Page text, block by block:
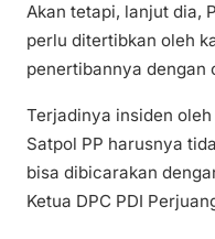
Akan tetapi, lanjut dia,
perlu ditertibkan oleh
penertibannya dengan
Terjadinya insiden
Satpol PP harusnya
bisa dibicarakan
Ketua DPC PDI